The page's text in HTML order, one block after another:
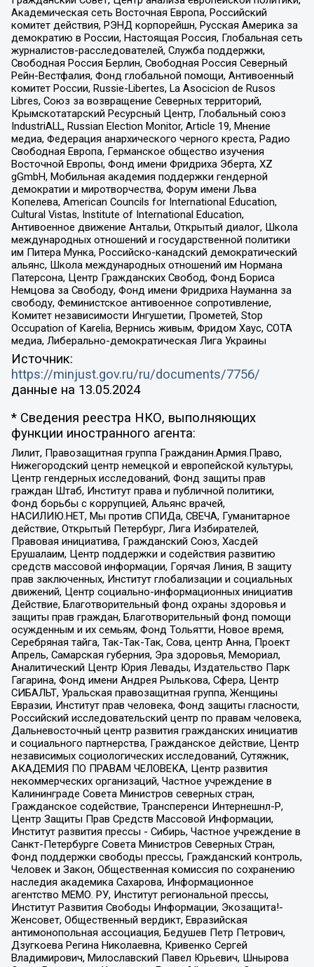
Академическая сеть Восточная Европа, Российский
комитет действия, РЭНД корпорейшн, Русская Америка за
демократию в России, Настоящая Россия, Глобальная сеть
журналистов-расследователей, Служба поддержки,
Свободная Россия Берлин, Свободная Россия Северный
Рейн-Вестфалия, Фонд глобальной помощи, Антивоенный
комитет России, Russie-Libertes, La Asocicion de Rusos
Libres, Союз за возвращение Северных территорий,
Крымскотатарский Ресурсный Центр, Глобальный союз
IndustriALL, Russian Election Monitor, Article 19, Мнение
медиа, Федерация анархического черного креста, Радио
Свободная Европа, Германское общество изучения
Восточной Европы, Фонд имени Фридриха Эберта, XZ
gGmbH, Мобильная академия поддержки гендерной
демократии и миротворчества, Форум имени Льва
Копелева, American Councils for International Education,
Cultural Vistas, Institute of International Education,
Антивоенное движение Антальи, Открытый диалог, Школа
международных отношений и государственной политики
им Питера Мунка, Российско-канадский демократический
альянс, Школа международных отношений им Нормана
Патерсона, Центр Гражданских Свобод, Фонд Бориса
Немцова за Свободу, Фонд имени Фридриха Науманна за
свободу, Феминистское антивоенное сопротивление,
Комитет независимости Ингушетии, Прометей, Stop
Occupation of Karelia, Вернись живым, Фридом Хаус, СОТА
медиа, Либерально-демократическая Лига Украины
Источник:
https://minjust.gov.ru/ru/documents/7756/
данные на 13.05.2024
* Сведения реестра НКО, выполняющих
функции иностранного агента:
Лилит, Правозащитная группа Гражданин.Армия.Право,
Нижегородский центр немецкой и европейской культуры,
Центр гендерных исследований, Фонд защиты прав
граждан Штаб, Институт права и публичной политики,
Фонд борьбы с коррупцией, Альянс врачей,
НАСИЛИЮ.НЕТ, Мы против СПИДа, СВЕЧА, Гуманитарное
действие, Открытый Петербург, Лига Избирателей,
Правовая инициатива, Гражданский Союз, Хасдей
Ерушалаим, Центр поддержки и содействия развитию
средств массовой информации, Горячая Линия, В защиту
прав заключенных, Институт глобализации и социальных
движений, Центр социально-информационных инициатив
Действие, Благотворительный фонд охраны здоровья и
защиты прав граждан, Благотворительный фонд помощи
осужденным и их семьям, Фонд Тольятти, Новое время,
Серебряная тайга, Так-Так-Так, Сова, центр Анна, Проект
Апрель, Самарская губерния, Эра здоровья, Мемориал,
Аналитический Центр Юрия Левады, Издательство Парк
Гагарина, Фонд имени Андрея Рылькова, Сфера, Центр
СИБАЛЬТ, Уральская правозащитная группа, Женщины
Евразии, Институт прав человека, Фонд защиты гласности,
Российский исследовательский центр по правам человека,
Дальневосточный центр развития гражданских инициатив
и социального партнерства, Гражданское действие, Центр
независимых социологических исследований, Сутяжник,
АКАДЕМИЯ ПО ПРАВАМ ЧЕЛОВЕКА, Центр развития
некоммерческих организаций, Частное учреждение в
Калининграде Совета Министров северных стран,
Гражданское содействие, Трансперенси Интернешнл-Р,
Центр Защиты Прав Средств Массовой Информации,
Институт развития прессы - Сибирь, Частное учреждение в
Санкт-Петербурге Совета Министров Северных Стран,
Фонд поддержки свободы прессы, Гражданский контроль,
Человек и Закон, Общественная комиссия по сохранению
наследия академика Сахарова, Информационное
агентство МЕМО. РУ, Институт региональной прессы,
Институт Развития Свободы Информации, Экозащита!-
Женсовет, Общественный вердикт, Евразийская
антимонопольная ассоциация, Бедушев Петр Петрович,
Дзугкоева Регина Николаевна, Кривенко Сергей
Владимирович, Милославский Павел Юрьевич, Шнырова